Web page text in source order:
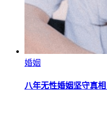
婚姻
八年无性婚姻坚守真